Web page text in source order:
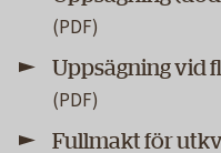
Uppsägning vid
Fullmakt för